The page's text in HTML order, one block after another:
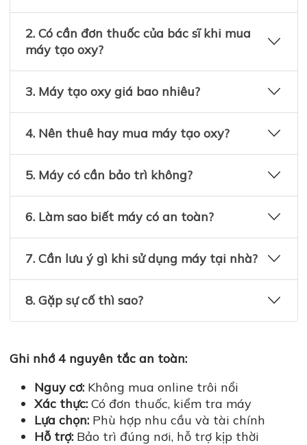
2. Có cần đơn thuốc của bác sĩ khi mua
máy tạo oxy?
3. Máy tạo oxy giá bao nhiêu?
4. Nên thuê hay mua máy tạo oxy?
5. Máy có cần bảo trì không?
6. Làm sao biết máy có an toàn?
7. Cần lưu ý gì khi sử dụng máy tại nhà?
8. Gặp sự cố thì sao?
Ghi nhớ 4 nguyên tắc an toàn:
Nguy cơ:Không mua online trôi nổi
Xác thực:Có đơn thuốc, kiểm tra máy
Lựa chọn:Phù hợp nhu cầu và tài chính
Hỗ trợ:Bảo trì đúng nơi, hỗ trợ kịp thời